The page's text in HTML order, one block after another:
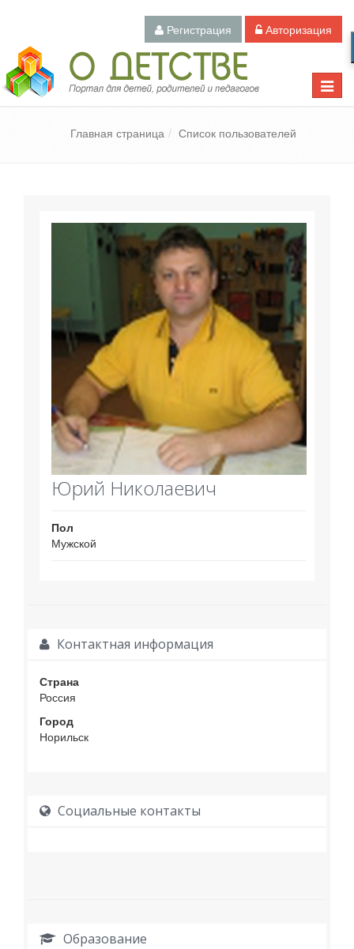
Регистрация Авторизация
Toggle
Педагогический портал «О детстве»
Главная страница Список пользователей
Юрий Николаевич
Пол
Мужской
Контактная информация
Страна
Россия
Город
Норильск
Социальные контакты
Образование